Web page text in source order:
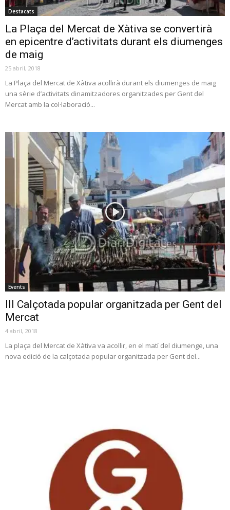
Destacats
La Plaça del Mercat de Xàtiva se convertirà
en epicentre d’activitats durant els diumenges
de maig
25 abril, 2018
La Plaça del Mercat de Xàtiva acollirà durant els diumenges de maig
una sèrie d’activitats dinamitzadores organitzades per Gent del
Mercat amb la col·laboració...
Events
III Calçotada popular organitzada per Gent del
Mercat
4 abril, 2018
La plaça del Mercat de Xàtiva va acollir, en el matí del diumenge, una
nova edició de la calçotada popular organitzada per Gent del...